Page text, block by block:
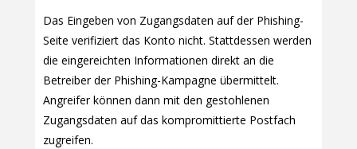
Das Eingeben von Zugangsdaten auf der Phishing-
Seite verifiziert das Konto nicht. Stattdessen werden
die eingereichten Informationen direkt an die
Betreiber der Phishing-Kampagne übermittelt.
Angreifer können dann mit den gestohlenen
Zugangsdaten auf das kompromittierte Postfach
zugreifen.